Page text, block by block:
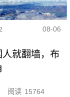
08-06
就翻墙，布
阅读 15764